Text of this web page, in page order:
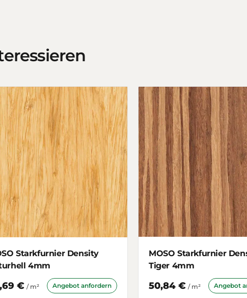
Starkfurnier Density
4mm
€ / m² Angebot anfordern
MOSO Starkfurnier
Tiger 4mm
50,84 € / m² Angebot